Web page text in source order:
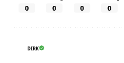
0 0 0 0
DIRK